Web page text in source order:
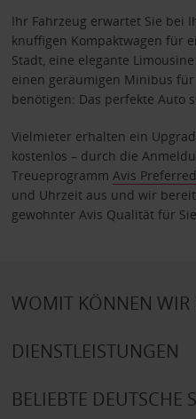
Ihr Fahrzeug erwartet Sie bei
knuffigen Kompaktwagen für
Stadt, eine elegante
einen geräumigen Minibus
benötigen: Das perfekte Auto
Vielmieter erhalten ein
kostenlos – durch die
Treueprogramm Avis Preferred
und Uhrzeit aus und wir
gewohnter Avis Qualität für Sie
WOMIT KÖNNEN WIR
DIENSTLEISTUNGEN
BELIEBTE DEUTSCHE